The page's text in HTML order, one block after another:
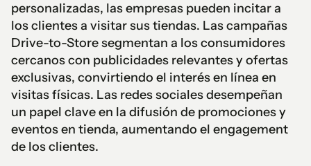
personalizadas, las empresas pueden incitar a
los clientes a visitar sus tiendas. Las campañas
Drive-to-Store segmentan a los consumidores
cercanos con publicidades relevantes y ofertas
exclusivas, convirtiendo el interés en línea en
visitas físicas. Las redes sociales desempeñan
un papel clave en la difusión de promociones y
eventos en tienda, aumentando el engagement
de los clientes.